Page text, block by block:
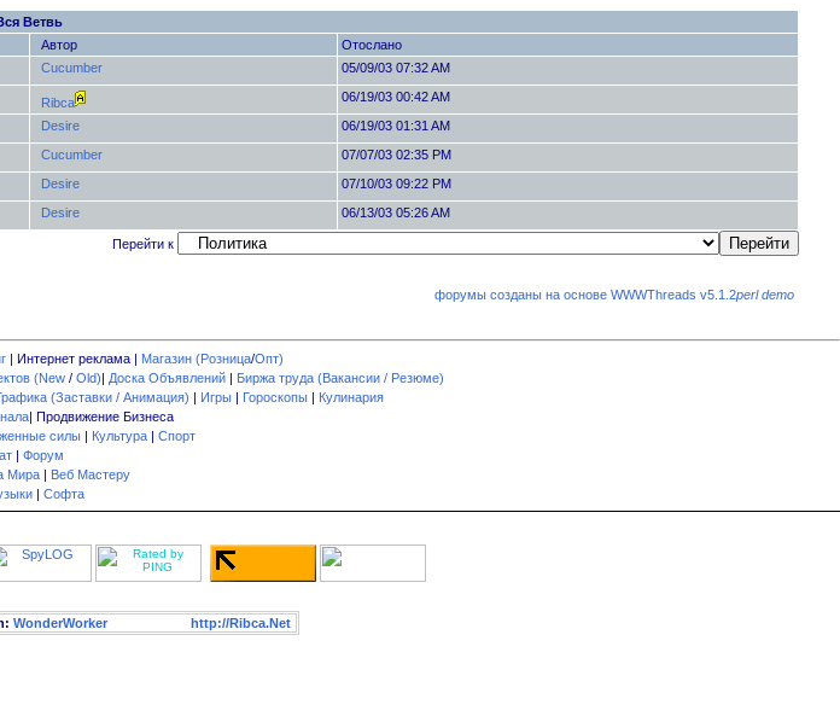
Ветвь
Автор
Отослано
Cucumber 05/09/03 07:32 AM
Ribca 06/19/03 00:42 AM
Desire 06/19/03 01:31 AM
Cucumber 07/07/03 02:35 PM
Desire 07/10/03 09:22 PM
Desire 06/13/03 05:26 AM
Перейти к
форумы созданы на основе WWWThreads v5.1.2perl demo
| Интернет реклама | Магазин (Розница/Опт)
(New / Old)| Доска Объявлений | Биржа труда (Вакансии / Резюме)
(Заставки / Анимация) | Игры | Гороскопы | Кулинария
| Продвижение Бизнеса
силы | Культура | Спорт
| Форум
Мира | Веб Мастеру
| Софта
WonderWorker http://Ribca.Net